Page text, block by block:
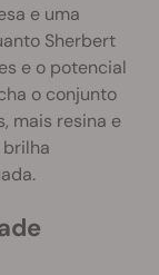
e uma
Sherbert
e o potencial
o conjunto
mais resina e